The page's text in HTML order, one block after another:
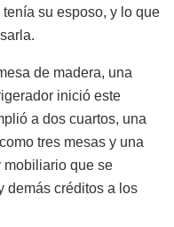
su esposo, y lo que
de madera, una
inició este
a dos cuartos, una
tres mesas y una
mobiliario que se
demás créditos a los